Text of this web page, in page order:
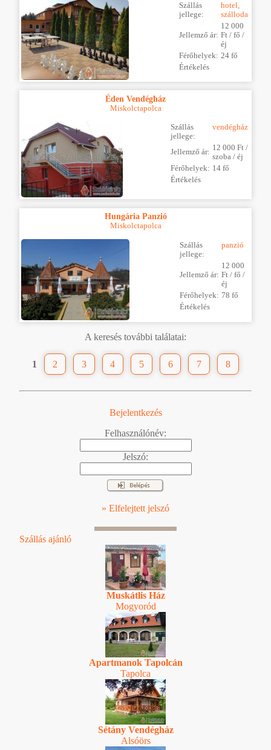
Szállás
jellege:
hotel,
szálloda
Jellemző ár:
12 000
Ft / fő /
éj
Férőhelyek: 24 fő
Értékelés
Éden Vendégház
Miskolctapolca
Szállás
jellege:
vendégház
Jellemző ár: 12 000 Ft /
szoba / éj
Férőhelyek: 14 fő
Értékelés
Hungária Panzió
Miskolctapolca
Szállás
jellege:
panzió
Jellemző ár:
12 000
Ft / fő /
éj
Férőhelyek: 78 fő
Értékelés
A keresés további találatai:
1 2 3 4 5 6 7 8
Bejelentkezés
Felhasználónév:
Jelszó:
» Elfelejtett jelszó
Szállás ajánló
Muskátlis Ház
Mogyoród
Apartmanok Tapolcán
Tapolca
Sétány Vendégház
Alsóörs